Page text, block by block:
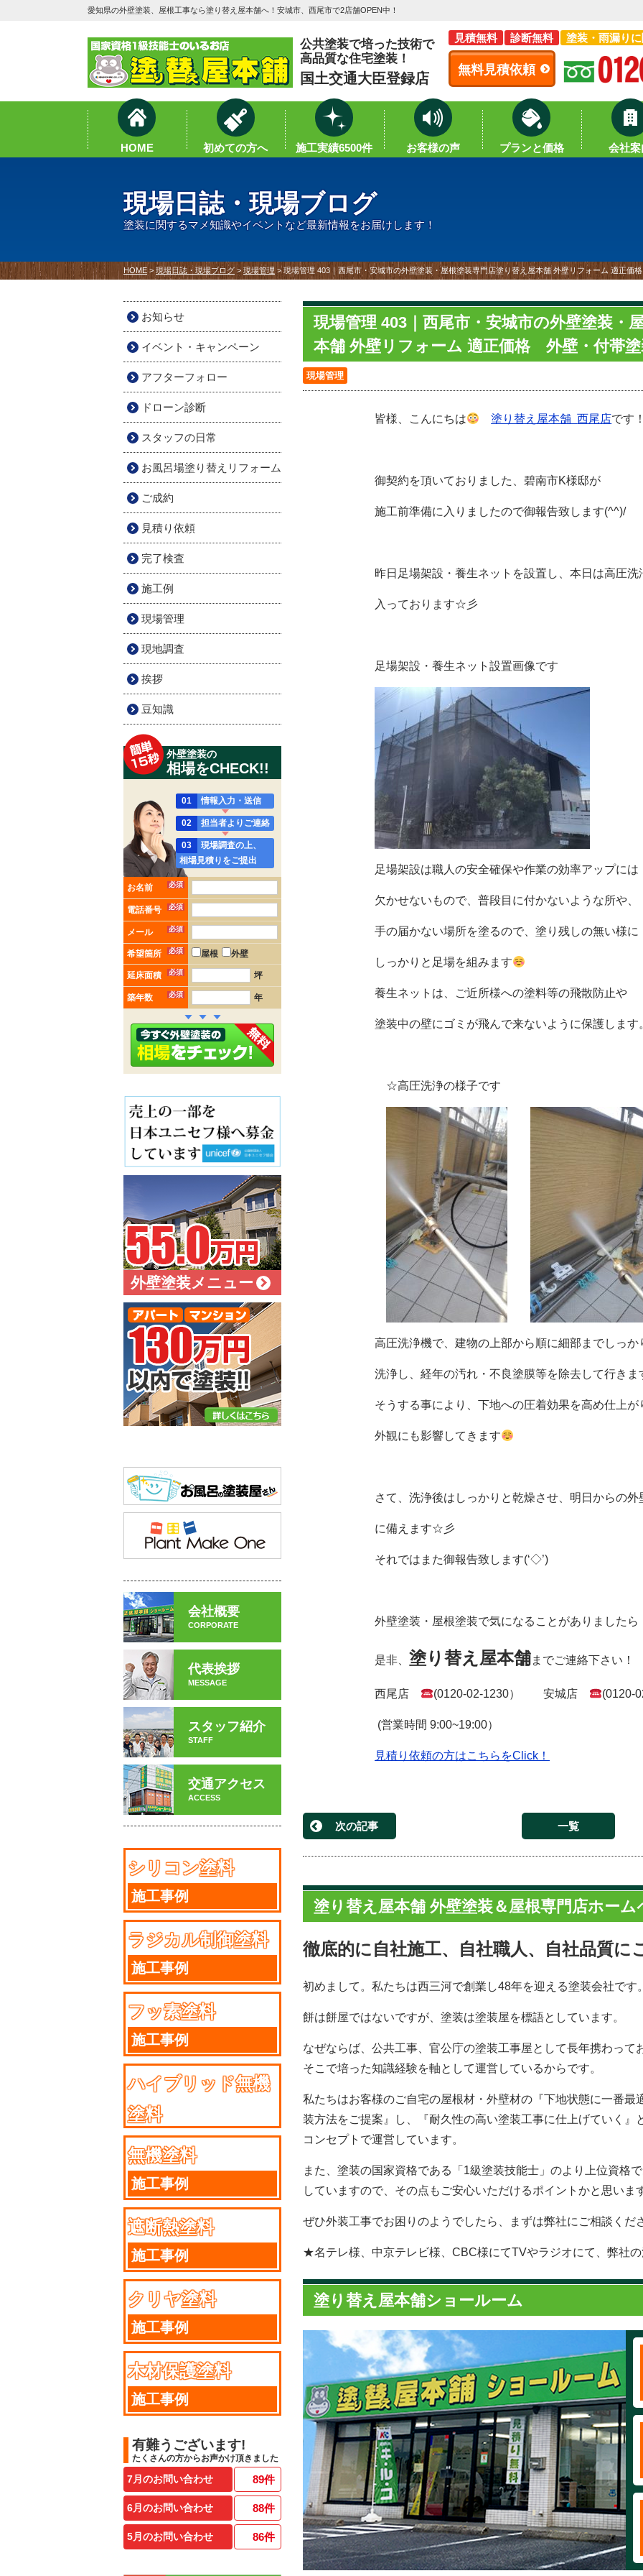
愛知県の外壁塗装、屋根工事なら塗り替え屋本舗へ！安城市、西尾市で2店舗OPEN中！
公共塗装で培った技術で
高品質な住宅塗装！
国土交通大臣登録店
見積無料 診断無料 塗装・雨漏り
無料見積依頼
HOME 初めての方へ 施工実績6500件 お客様の声 プランと価格 会社
現場日誌・現場ブログ
塗装に関するマメ知識やイベントなど最新情報をお届けします！
HOME> 現場日誌・現場ブログ > 現場管理 >現場管理 403｜西尾市・安城市の外壁塗装・屋根塗装専門店塗り替え屋本舗 外壁リフォーム 適
現場管理 403｜西尾市・安城市の外壁塗装・
本舗 外壁リフォーム 適正価格 外壁・付帯
現場管理
皆様、こんにちは 塗り替え屋本舗西尾店です
御契約を頂いておりました、碧南市K様邸が
施工前準備に入りましたので御報告致します(^^)/
昨日足場架設・養生ネットを設置し、本日は高圧洗
入っております☆彡
足場架設・養生ネット設置画像です
足場架設は職人の安全確保や作業の効率アップには
欠かせないもので、普段目に付かないような所や、
手の届かない場所を塗るので、塗り残しの無い様に
しっかりと足場を組みます
養生ネットは、ご近所様への塗料等の飛散防止や
塗装中の壁にゴミが飛んで来ないように保護します
☆高圧洗浄の様子です
高圧洗浄機で、建物の上部から順に細部までしっか
洗浄し、経年の汚れ・不良塗膜等を除去して行きま
そうする事により、下地への圧着効果を高め仕上が
外観にも影響してきます
さて、洗浄後はしっかりと乾燥させ、明日からの外
に備えます☆彡
それではまた御報告致します(‘◇’)ゞ
外壁塗装・屋根塗装で気になることがありましたら
是非、 塗り替え屋本舗までご連絡下さい！
西尾店 (0120-02-1230） 安城店 (0120-
(営業時間 9:00~19:00）
見積り依頼の方はこちらをClick！
次の記事 一覧
塗り替え屋本舗 外壁塗装＆屋根専門店ホー
徹底的に自社施工、自社職人、自社品質に
初めまして。私たちは西三河で創業し48年を迎える塗装会社です
餅は餅屋ではないですが、塗装は塗装屋を標語としています。
なぜならば、公共工事、官公庁の塗装工事屋として長年携わって
そこで培った知識経験を軸として運営しているからです。
私たちはお客様のご自宅の屋根材・外壁材の『下地状態に一番最
装方法をご提案』し、『耐久性の高い塗装工事に仕上げていく』
コンセプトで運営しています。
また、塗装の国家資格である「1級塗装技能士」のより上位資格
していますので、その点もご安心いただけるポイントかと思いま
ぜひ外装工事でお困りのようでしたら、まずは弊社にご相談くだ
★名テレ様、中京テレビ様、CBC様にてTVやラジオにて、弊社
塗り替え屋本舗ショールーム
お知らせ
イベント・キャンペーン
アフターフォロー
ドローン診断
スタッフの日常
お風呂場塗り替えリフォーム
ご成約
見積り依頼
完了検査
施工例
現場管理
現地調査
挨拶
豆知識
外壁塗装の
相場をCHECK!!
01 情報入力・送信
02 担当者よりご連絡
03
現場調査の上、
相場見積りをご提出
お名前 必須
電話番号 必須
メール 必須
希望箇所 必須 屋根 外壁
延床面積 必須 坪
築年数 必須 年
外壁塗装メニュー
会社概要
CORPORATE
代表挨拶
MESSAGE
スタッフ紹介
STAFF
交通アクセス
ACCESS
シリコン塗料
施工事例
ラジカル制御塗料
施工事例
フッ素塗料
施工事例
ハイブリッド無機
塗料
施工事例
無機塗料
施工事例
遮断熱塗料
施工事例
クリヤ塗料
施工事例
木材保護塗料
施工事例
有難うございます!
たくさんの方からお声かけ頂きました
7月のお問い合わせ 89件
6月のお問い合わせ 88件
5月のお問い合わせ 86件